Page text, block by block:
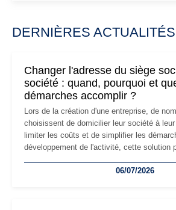
DERNIÈRES ACTUALITÉS
Changer l'adresse du siège
société : quand, pourquoi et
démarches accomplir ?
Lors de la création d'une entreprise, de
choisissent de domicilier leur société à
limiter les coûts et de simplifier les
développement de l'activité, cette solution
professionnels, recrutement, image de
06/07/2026